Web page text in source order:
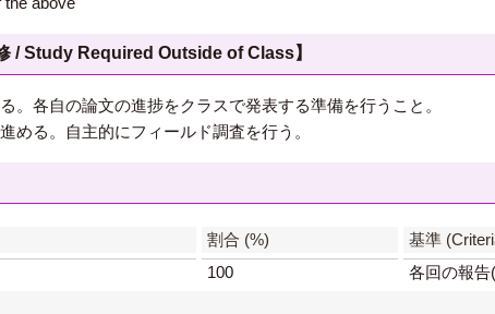
/ Study Required Outside of Class】
。各自の論文の進捗をクラスで発表する準備を行うこと。
める。自主的にフィールド調査を行う。
割合 (%)
基準
100
各回の報告